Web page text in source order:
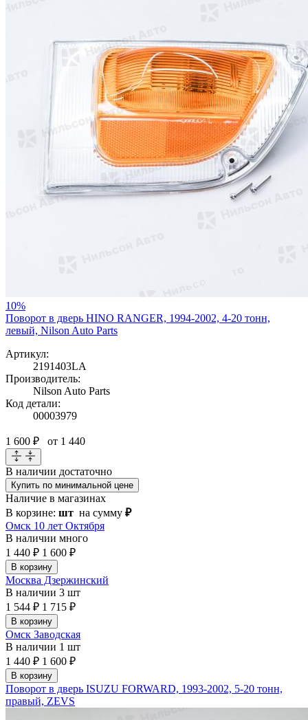
10%
Поворот в дверь HINO RANGER, 1994-2002, 4-20 тонн,
левый, Nilson Auto Parts
Артикул:
2191403LA
Производитель:
Nilson Auto Parts
Код детали:
00003979
1 600 ₽ от 1 440
В наличии достаточно
Купить по минимальной цене
Наличие в магазинах
В корзине: шт на сумму ₽
Омск 10 лет Октября
В наличии много
1 440 ₽ 1 600 ₽
В корзину
Москва Дзержинский
В наличии 3 шт
1 544 ₽ 1 715 ₽
В корзину
Омск Заводская
В наличии 1 шт
1 440 ₽ 1 600 ₽
В корзину
Поворот в дверь ISUZU FORWARD, 1993-2002, 5-20 тонн,
правый, ZEVS